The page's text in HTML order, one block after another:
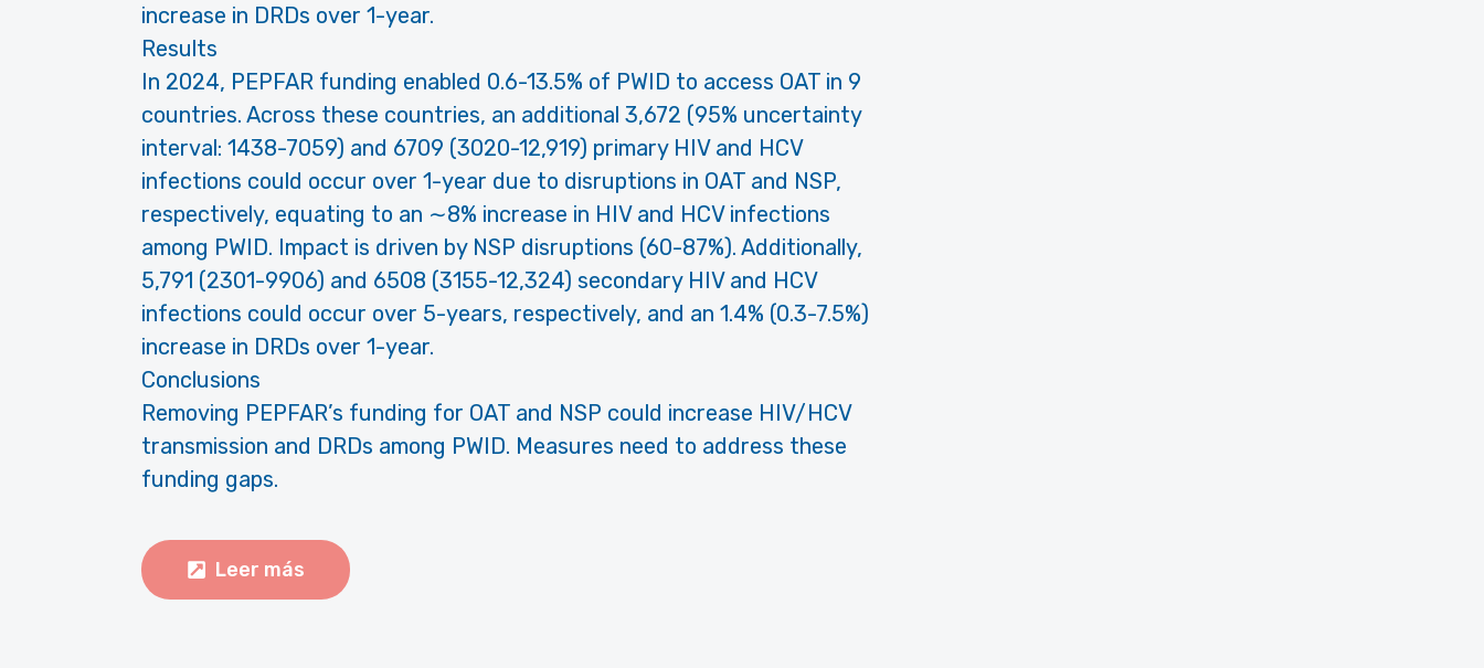
increase in DRDs over 1-year.
Results
In 2024, PEPFAR funding enabled 0.6-13.5% of PWID to access OAT in 9
countries. Across these countries, an additional 3,672 (95% uncertainty
interval: 1438-7059) and 6709 (3020-12,919) primary HIV and HCV
infections could occur over 1-year due to disruptions in OAT and NSP,
respectively, equating to an ∼8% increase in HIV and HCV infections
among PWID. Impact is driven by NSP disruptions (60-87%). Additionally,
5,791 (2301-9906) and 6508 (3155-12,324) secondary HIV and HCV
infections could occur over 5-years, respectively, and an 1.4% (0.3-7.5%)
increase in DRDs over 1-year.
Conclusions
Removing PEPFAR’s funding for OAT and NSP could increase HIV/HCV
transmission and DRDs among PWID. Measures need to address these
funding gaps.
Leer más